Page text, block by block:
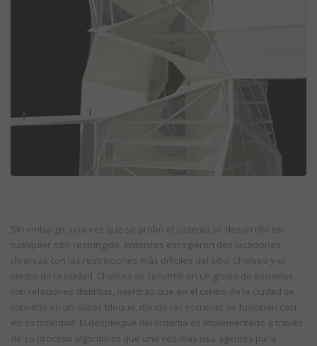
Sin embargo, una vez que se probó el sistema se desarrolló en
cualquier sitio restringido, entonces escogieron dos locaciones
diversas con las restricciones más difíciles del sitio: Chelsea y el
centro de la ciudad. Chelsea se convirtió en un grupo de escuelas
con relaciones distintas, mientras que en el centro de la ciudad se
convirtió en un súper-bloque, donde las escuelas se fusionan casi
en su totalidad. El despliegue del sistema es implementado a través
de su proceso algorítmico que una vez más usa agentes para